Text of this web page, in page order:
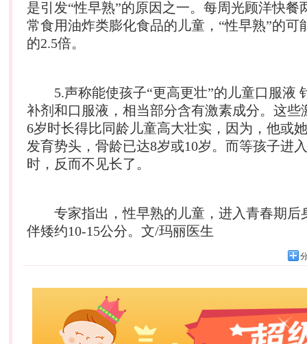
是引发“性早熟”的原因之一。每周光顾洋快餐
常食用油炸类膨化食品的儿童，“性早熟”的可
的2.5倍。
5.声称能使孩子“更高更壮”的儿童口服液
补剂和口服液，相当部分含有激素成分。这些
6岁时长得比同龄儿童高大壮实，因为，他或
发育势头，骨龄已达8岁或10岁。而等孩子进
时，反而不见长了。
专家指出，性早熟的儿童，进入青春期后
伴矮约10-15公分。文/玛丽医生